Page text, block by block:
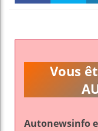
k
Vous
Autonewsinfo